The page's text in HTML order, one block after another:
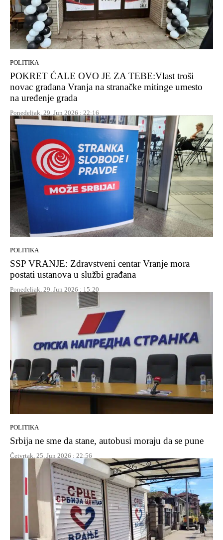
POLITIKA
POKRET ĆALE OVO JE ZA TEBE:Vlast troši
novac građana Vranja na stranačke mitinge umesto
na uređenje grada
Ponedeljak, 29. Jun 2026 : 22:16
POLITIKA
SSP VRANJE: Zdravstveni centar Vranje mora
postati ustanova u službi građana
Ponedeljak, 29. Jun 2026 : 15:20
POLITIKA
Srbija ne sme da stane, autobusi moraju da se pune
Četvrtak, 25. Jun 2026 : 22:56